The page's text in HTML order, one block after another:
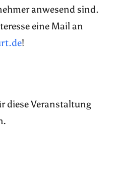
anwesend sind.
eine Mail an
!
diese Veranstaltung